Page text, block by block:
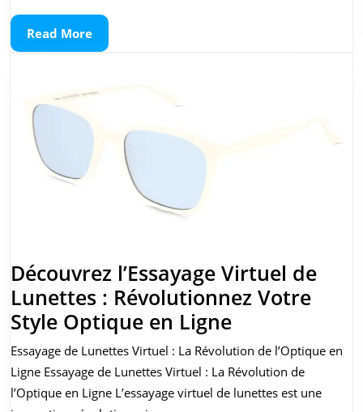
Toutes
Distances
Read MoreRead
More
Découvrez l’Essayage Virtuel de
Lunettes : Révolutionnez Votre
Style Optique en LigneDécouvrez
l’Essayage
Virtuel
de
Essayage de Lunettes Virtuel : La Révolution de l’Optique en
Ligne Essayage de Lunettes Virtuel : La Révolution de
l’Optique en Ligne L’essayage virtuel de lunettes est une